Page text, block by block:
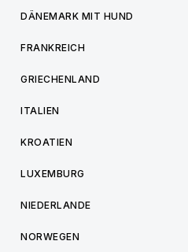
DÄNEMARK MIT HUND
FRANKREICH
GRIECHENLAND
ITALIEN
KROATIEN
LUXEMBURG
NIEDERLANDE
NORWEGEN